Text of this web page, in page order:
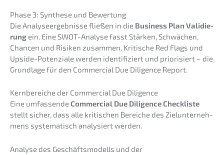
Phase 3: Synthe­se und Bewertung
Die Analy­se­er­geb­nis­se fließen in die Business Plan Validie­
rung ein. Eine SWOT-Analy­se fasst Stärken, Schwä­chen,
Chancen und Risiken zusam­men. Kriti­sche Red Flags und
Upside-Poten­zia­le werden identi­fi­ziert und priori­siert – die
Grund­la­ge für den Commer­cial Due Diligence Report.
Kernbe­rei­che der Commer­cial Due Diligence
Eine umfas­sen­deCommer­cial Due Diligence Check­lis­te
stellt sicher, dass alle kriti­schen Berei­che des Zielun­ter­neh­
mens syste­ma­tisch analy­siert werden.
Analy­se des Geschäfts­mo­dells und der